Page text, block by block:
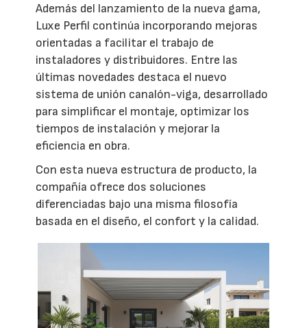
Además del lanzamiento de la nueva gama,
Luxe Perfil continúa incorporando mejoras
orientadas a facilitar el trabajo de
instaladores y distribuidores. Entre las
últimas novedades destaca el nuevo
sistema de unión canalón-viga, desarrollado
para simplificar el montaje, optimizar los
tiempos de instalación y mejorar la
eficiencia en obra.
Con esta nueva estructura de producto, la
compañía ofrece dos soluciones
diferenciadas bajo una misma filosofía
basada en el diseño, el confort y la calidad.